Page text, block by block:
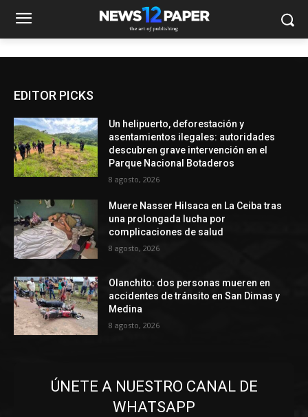
EDITOR PICKS
Un helipuerto, deforestación y
asentamientos ilegales: autoridades
descubren grave intervención en el
Parque Nacional Botaderos
8 agosto, 2026
Muere Nasser Hilsaca en La Ceiba tras
una prolongada lucha por
complicaciones de salud
8 agosto, 2026
Olanchito: dos personas mueren en
accidentes de tránsito en San Dimas y
Medina
8 agosto, 2026
ÚNETE A NUESTRO CANAL DE
WHATSAPP